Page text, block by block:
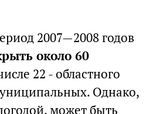
2007—2008 годов
около 60
22 - областного
Однако,
может быть